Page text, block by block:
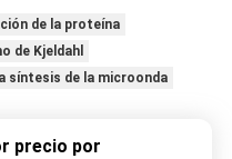
de la proteína
de Kjeldahl
síntesis de la microonda
precio por